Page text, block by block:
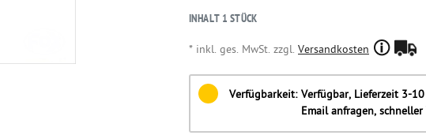
INHALT 1STÜCK
* inkl. ges. MwSt. zzgl. Versandkosten
Verfügbarkeit: Verfügbar, Lieferzeit 3-
Email anfragen,